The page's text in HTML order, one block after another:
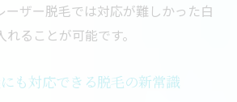
ーザー脱毛では対応が難しかった白
ることが可能です。
も対応できる脱毛の新常識